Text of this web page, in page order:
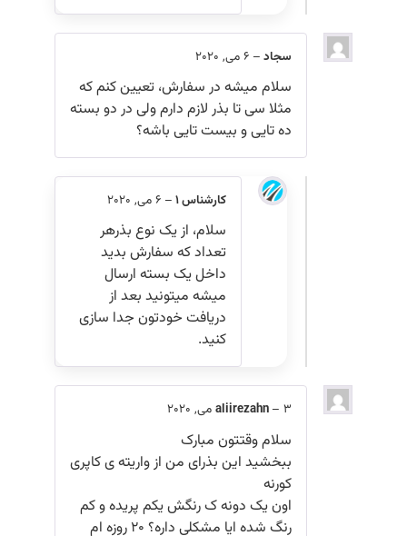
–6 می, 2020
سلام میشه در سفارش، تعیین کنم که
مثلا سی تا بذر لازم دارم ولی در دو بسته
ده تایی و بیست تایی باشه؟
کارشناس 1 –6 می, 2020
سلام، از یک نوع بذرهر
تعداد که سفارش بدید
داخل یک بسته ارسال
میشه میتونید بعد از
دریافت خودتون جدا سازی
aliirezahn
سلام وقتتون مبارک
ببخشید این بذرای من از واریته ی کاپری
اون یک دونه ک رنگش یکم پریده و کم
رنگ شده ایا مشکلی داره؟ ۲۰ روزه ام